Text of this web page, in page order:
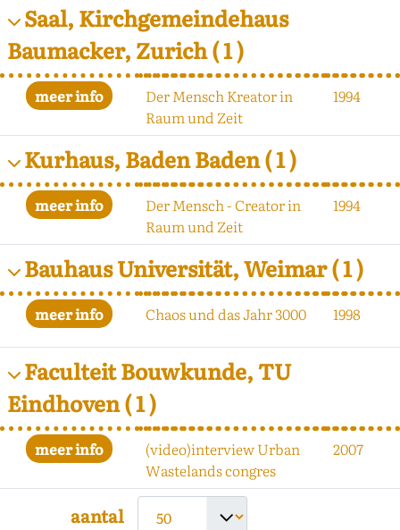
aantal
Saal, Kirchgemeindehaus
Baumacker, Zurich( 1 )
Der Mensch Kreator in
Raum und Zeit
1994
Kurhaus, Baden Baden( 1 )
Der Mensch - Creator in
Raum und Zeit
1994
Bauhaus Universität, Weimar( 1 )
Chaos und das Jahr 3000 1998
Faculteit Bouwkunde, TU
Eindhoven( 1 )
(video)interview Urban
Wastelands congres
2007